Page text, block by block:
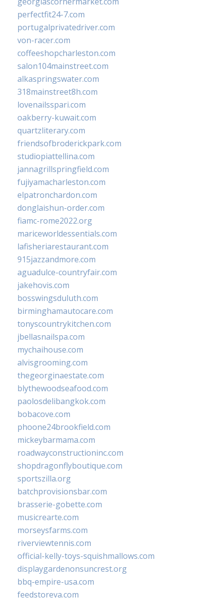
perfectfit24-7.com
portugalprivatedriver.com
von-racer.com
coffeeshopcharleston.com
salon104mainstreet.com
alkaspringswater.com
318mainstreet8h.com
lovenailsspari.com
oakberry-kuwait.com
quartzliterary.com
friendsofbroderickpark.com
studiopiattellina.com
jannagrillspringfield.com
fujiyamacharleston.com
elpatronchardon.com
donglaishun-order.com
fiamc-rome2022.org
mariceworldessentials.com
lafisheriarestaurant.com
915jazzandmore.com
aguadulce-countryfair.com
jakehovis.com
bosswingsduluth.com
birminghamautocare.com
tonyscountrykitchen.com
jbellasnailspa.com
mychaihouse.com
alvisgrooming.com
thegeorginaestate.com
blythewoodseafood.com
paolosdelibangkok.com
bobacove.com
phoone24brookfield.com
mickeybarmama.com
roadwayconstructioninc.com
shopdragonflyboutique.com
sportszilla.org
batchprovisionsbar.com
brasserie-gobette.com
musicrearte.com
morseysfarms.com
riverviewtennis.com
official-kelly-toys-squishmallows.com
displaygardenonsuncrest.org
bbq-empire-usa.com
feedstoreva.com